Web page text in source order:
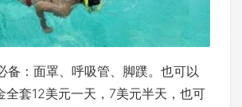
备：面罩、呼吸管、脚蹼。也可以
全套12美元一天，7美元半天，也可